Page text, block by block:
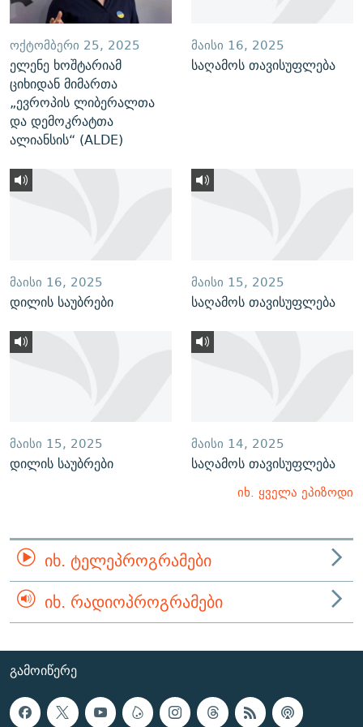
ᲝᲥᲢᲝᲛᲑᲔᲠᲘ 25, 2025
ელენე ხოშტარიამ
ციხიდან მიმართა
„ევროპის ლიბერალთა
და დემოკრატთა
ალიანსის“ (ALDE)
ᲛᲐᲘᲡᲘ 16, 2025
საღამოს თავისუფლება
ᲛᲐᲘᲡᲘ 16, 2025
დილის საუბრები
ᲛᲐᲘᲡᲘ 15, 2025
საღამოს თავისუფლება
ᲛᲐᲘᲡᲘ 15, 2025
დილის საუბრები
ᲛᲐᲘᲡᲘ 14, 2025
საღამოს თავისუფლება
იხ. ყველა ეპიზოდი
ᲘᲮ. ᲢᲔᲚᲔᲞᲠᲝᲒᲠᲐᲛᲔᲑᲘ
ᲘᲮ. ᲠᲐᲓᲘᲝᲞᲠᲝᲒᲠᲐᲛᲔᲑᲘ
ᲒᲐᲛᲝᲘᲬᲔᲠᲔ